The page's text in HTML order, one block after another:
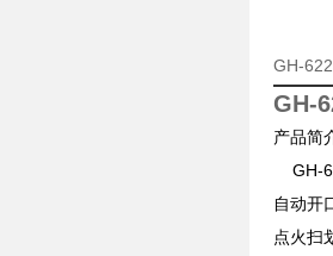
GH-
GH-
产品简
GH-
自动开
点火扫